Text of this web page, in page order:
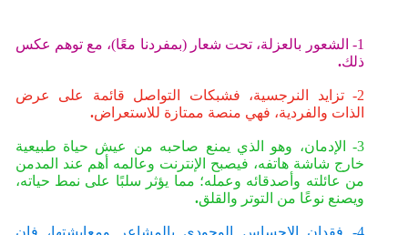
1- الشعور بالعزلة، تحت شعار (بمفردنا معًا)، مع توهم عكس
ذلك.
2- تزايد النرجسية، فشبكات التواصل قائمة على عرض
الذات والفردية، فهي منصة ممتازة للاستعراض.
3- الإدمان، وهو الذي يمنع صاحبه من عيش حياة طبيعية
خارج شاشة هاتفه، فيصبح الإنترنت وعالمه أهم عند المدمن
من عائلته وأصدقائه وعمله؛ مما يؤثر سلبًا على نمط حياته،
ويصنع نوعًا من التوتر والقلق.
4- فقدان الإحساس الوجودي بالمشاعر ومعايشتها، فإن